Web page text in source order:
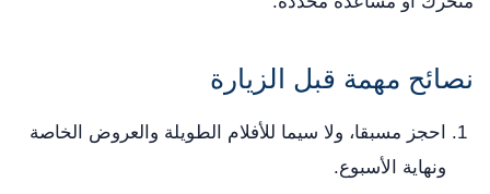
نصائح مهمة قبل الزيارة
احجز مسبقا، ولا سيما للأفلام الطويلة والعروض الخاصة
ونهاية الأسبوع.